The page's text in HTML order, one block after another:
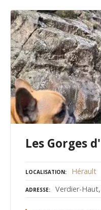
Les Gorges
LOCALISATION Hérault
ADRESSE Verdier-